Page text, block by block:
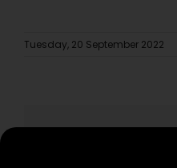
Tuesday, 20 September 2022